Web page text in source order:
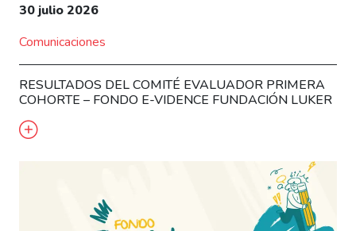
30 julio 2026
Comunicaciones
RESULTADOS DEL COMITÉ EVALUADOR PRIMERA
COHORTE – FONDO E-VIDENCE FUNDACIÓN LUKER